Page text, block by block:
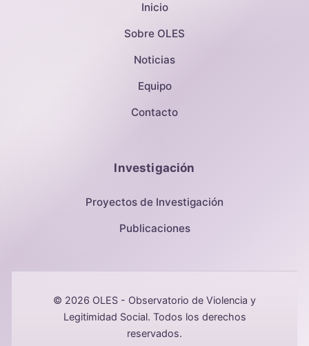
Inicio
Sobre OLES
Noticias
Equipo
Contacto
Investigación
Proyectos de Investigación
Publicaciones
© 2026 OLES - Observatorio de Violencia y
Legitimidad Social. Todos los derechos
reservados.